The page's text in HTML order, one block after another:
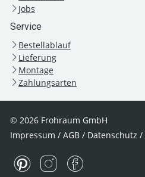
Jobs
Service
Bestellablauf
Lieferung
Montage
Zahlungsarten
© 2026 Frohraum GmbH
Impressum / AGB / Datenschutz /